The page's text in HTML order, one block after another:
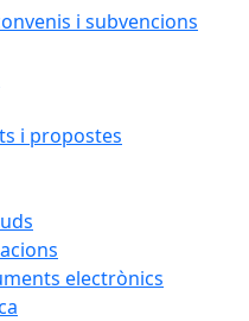
i subvencions
i propostes
electrònics